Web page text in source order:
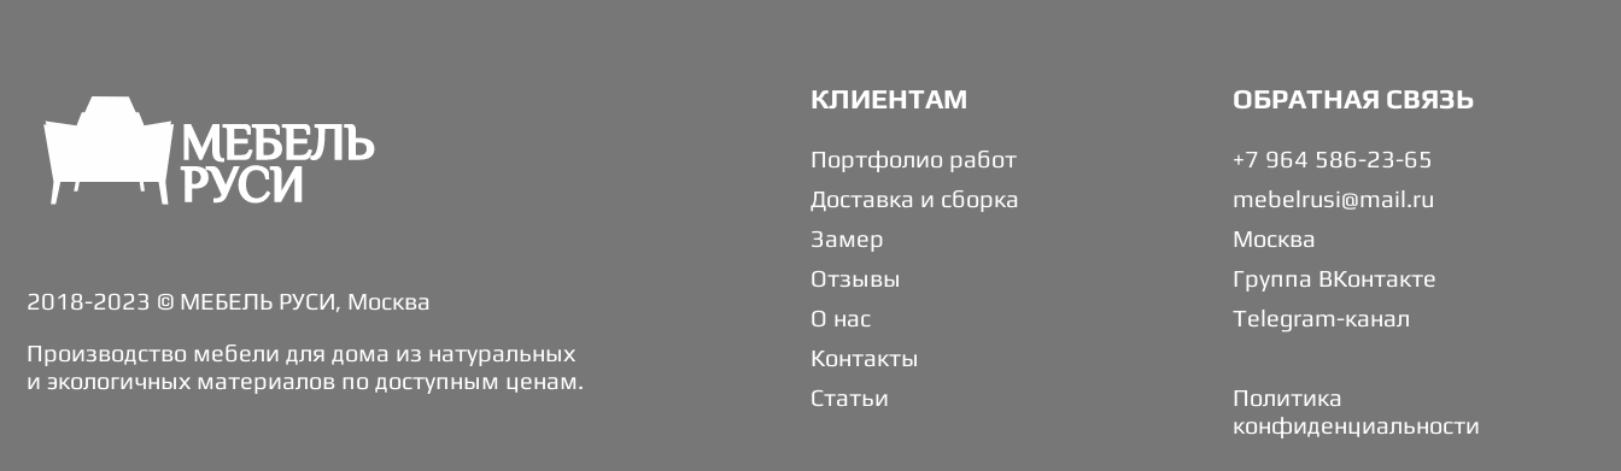
2018-2023 © МЕБЕЛЬ РУСИ, Москва
Производство мебели для дома из натуральных
и экологичных материалов по доступным ценам.
КЛИЕНТАМ
Портфолио работ
Доставка и сборка
Замер
Отзывы
О нас
Контакты
Статьи
ОБРАТНАЯ СВЯЗЬ
+7 964 586-23-65
mebelrusi@mail.ru
Москва
Группа ВКонтакте
Telegram-канал
Политика
конфиденциальности